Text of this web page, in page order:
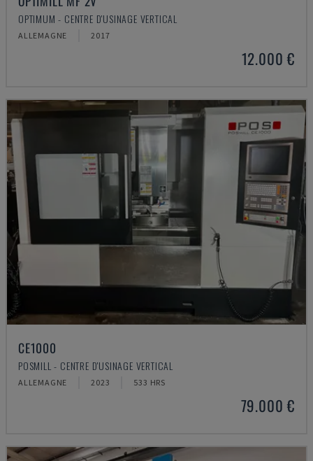
OPTIMUM - CENTRE D'USINAGE VERTICAL
ALLEMAGNE 2017
12.000 €
CE1000
POSMILL - CENTRE D'USINAGE VERTICAL
ALLEMAGNE 2023 533 HRS
79.000 €